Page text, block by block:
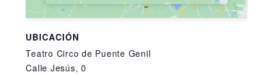
UBICACIÓN
Teatro Circo de Puente Genil
Calle Jesús, 0